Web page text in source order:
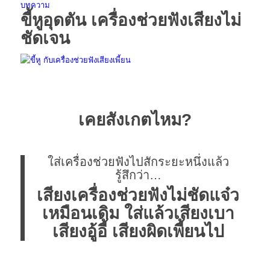
บทความ
ขี้หูอุดตัน เครื่องช่วยฟังเสียงไม่
ชัดเจน
เคยสังเกตไหม?
ใส่เครื่องช่วยฟังไปสักระยะหนึ่งแล้ว
รู้สึกว่า…
เสียงเครื่องช่วยฟังไม่ชัดแจ๋ว
เหมือนเดิม ใส่แล้วเสียงเบา
เสียงอู้อี้ เสียงผิดเพี้ยนไป